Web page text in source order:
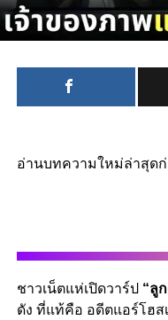
อ่านบทความใหม่ล่าสุดก่
ชาวเน็ตแห่เปิดวาร์ป “ลู
ดัง ที่แท้คือ อดีตแอร์โฮส